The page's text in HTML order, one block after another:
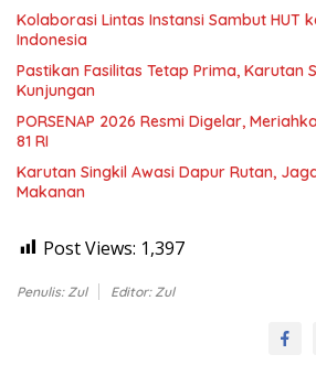
Kolaborasi Lintas Instansi Sambut HUT
Indonesia
Pastikan Fasilitas Tetap Prima, Karutan
Kunjungan
PORSENAP 2026 Resmi Digelar,
81 RI
Karutan Singkil Awasi Dapur Rutan,
Makanan
Post Views: 1,397
Penulis: Zul Editor: Zul